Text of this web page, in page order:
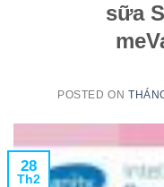
sữa
POSTED ON
28
Th2